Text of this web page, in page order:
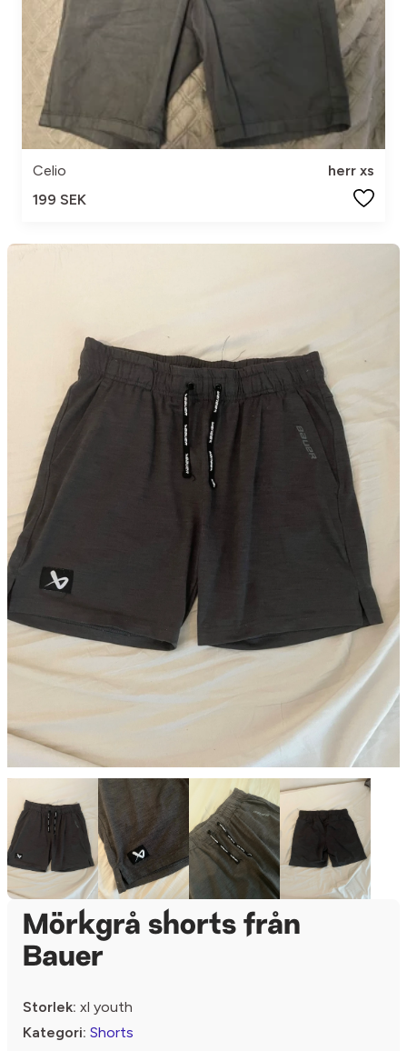
Celio
herr xs
199 SEK
Mörkgrå shorts från
Bauer
Storlek: xl youth
Kategori: Shorts